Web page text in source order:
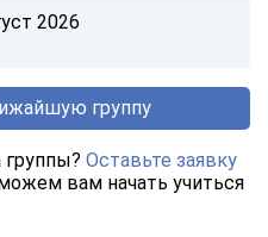
2026
группу
Оставьте заявку
вам начать учиться